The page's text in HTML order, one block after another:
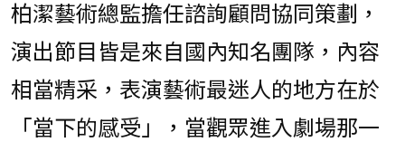
柏潔藝術總監擔任諮詢顧問協同策劃，
演出節目皆是來自國內知名團隊，內容
相當精采，表演藝術最迷人的地方在於
「當下的感受」，當觀眾進入劇場那一